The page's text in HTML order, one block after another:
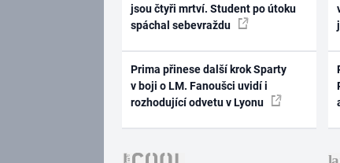
jsou čtyři mrtví. Student po útoku
spáchal sebevraždu
Prima přinese další krok Sparty
v boji o LM. Fanoušci uvidí i
rozhodující odvetu v Lyonu